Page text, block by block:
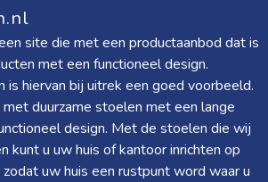
site die met een productaanbod dat is
met een functioneel design.
is hiervan bij uitrek een goed voorbeeld.
duurzame stoelen met een lange
design. Met de stoelen die wij
kunt u uw huis of kantoor inrichten op
uw huis een rustpunt word waar u